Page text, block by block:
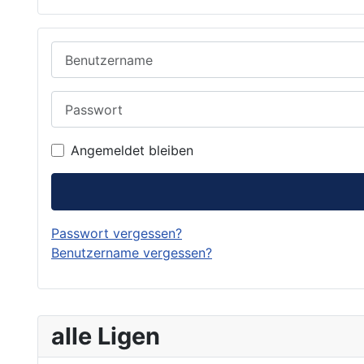
alle Ligen
Angemeldet bleiben
Passwort vergessen?
Benutzername vergessen?